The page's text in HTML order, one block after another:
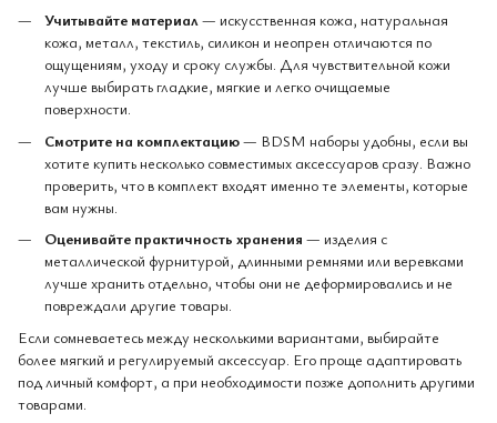
Учитывайте материал— искусственная кожа, натуральная
кожа, металл, текстиль, силикон и неопрен отличаются по
ощущениям, уходу и сроку службы. Для чувствительной кожи
лучше выбирать гладкие, мягкие и легко очищаемые
поверхности.
Смотрите на комплектацию— BDSM наборы удобны, если вы
хотите купить несколько совместимых аксессуаров сразу. Важно
проверить, что в комплект входят именно те элементы, которые
вам нужны.
Оценивайте практичность хранения — изделия с
металлической фурнитурой, длинными ремнями или веревками
лучше хранить отдельно, чтобы они не деформировались и не
повреждали другие товары.
Если сомневаетесь между несколькими вариантами, выбирайте
более мягкий и регулируемый аксессуар. Его проще адаптировать
под личный комфорт, а при необходимости позже дополнить другими
товарами.